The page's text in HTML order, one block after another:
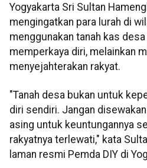
Yogyakarta Sri Sultan
mengingatkan para lurah di
menggunakan tanah kas
memperkaya diri, melainkan
menyejahterakan rakyat.
"Tanah desa bukan untuk
diri sendiri. Jangan
asing untuk keuntungannya
rakyatnya terlewati," kata
laman resmi Pemda DIY di